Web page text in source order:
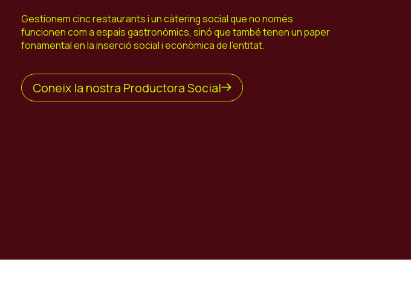
Gestionem cinc restaurants i un càtering social que no només
funcionen com a espais gastronòmics, sinó que també tenen un paper
fonamental en la inserció social i econòmica de l'entitat.
Coneix la nostra Productora Social